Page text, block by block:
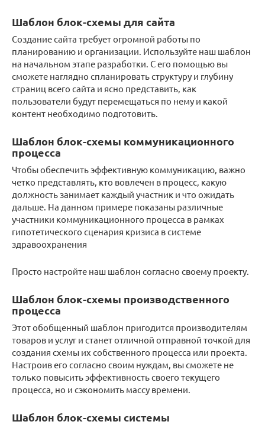
Шаблон блок-схемы для сайта
Создание сайта требует огромной работы по
планированию и организации. Используйте наш шаблон
на начальном этапе разработки. С его помощью вы
сможете наглядно спланировать структуру и глубину
страниц всего сайта и ясно представить, как
пользователи будут перемещаться по нему и какой
контент необходимо подготовить.
Шаблон блок-схемы коммуникационного
процесса
Чтобы обеспечить эффективную коммуникацию, важно
четко представлять, кто вовлечен в процесс, какую
должность занимает каждый участник и что ожидать
дальше. На данном примере показаны различные
участники коммуникационного процесса в рамках
гипотетического сценария кризиса в системе
здравоохранения
Просто настройте наш шаблон согласно своему проекту.
Шаблон блок-схемы производственного
процесса
Этот обобщенный шаблон пригодится производителям
товаров и услуг и станет отличной отправной точкой для
создания схемы их собственного процесса или проекта.
Настроив его согласно своим нуждам, вы сможете не
только повысить эффективность своего текущего
процесса, но и сэкономить массу времени.
Шаблон блок-схемы системы